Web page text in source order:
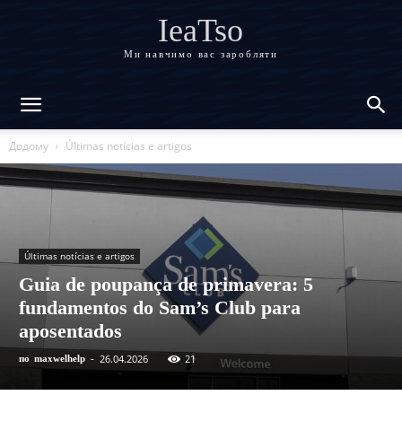
IeaTso
Ми навчимо вас заробляти
Додому Últimas notícias e artigos
Últimas notícias e artigos
Guia de poupança de primavera: 5
fundamentos do Sam’s Club para
aposentados
по maxwelhelp - 26.04.2026 21